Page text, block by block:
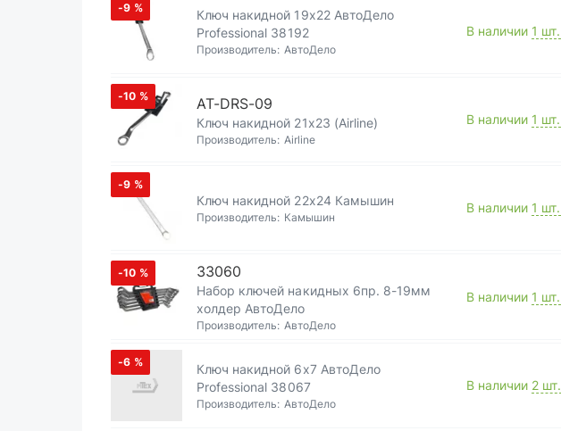
-9 %
Ключ накидной 19х22 АвтоДело
Professional 38192
Производитель: АвтоДело
В наличии 1 шт.
-10 % AT-DRS-09
Ключ накидной 21х23 (Airline)
Производитель: Airline
В наличии 1 шт.
-9 %
Ключ накидной 22х24 Камышин
Производитель: Камышин
В наличии 1 шт.
-10 % 33060
Набор ключей накидных 6пр. 8-19мм
холдер АвтоДело
Производитель: АвтоДело
В наличии 1 шт.
-6 %
Ключ накидной 6х7 АвтоДело
Professional 38067
Производитель: АвтоДело
В наличии 2 шт.